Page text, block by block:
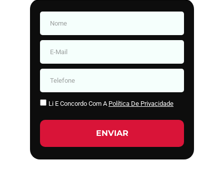
Li E Concordo Com A Política De Privacidade
ENVIAR